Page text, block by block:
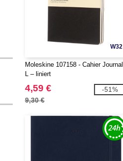
W32
Moleskine 107158 - Cahier Journal
L – liniert
4,59 €
9,30 €
-51%